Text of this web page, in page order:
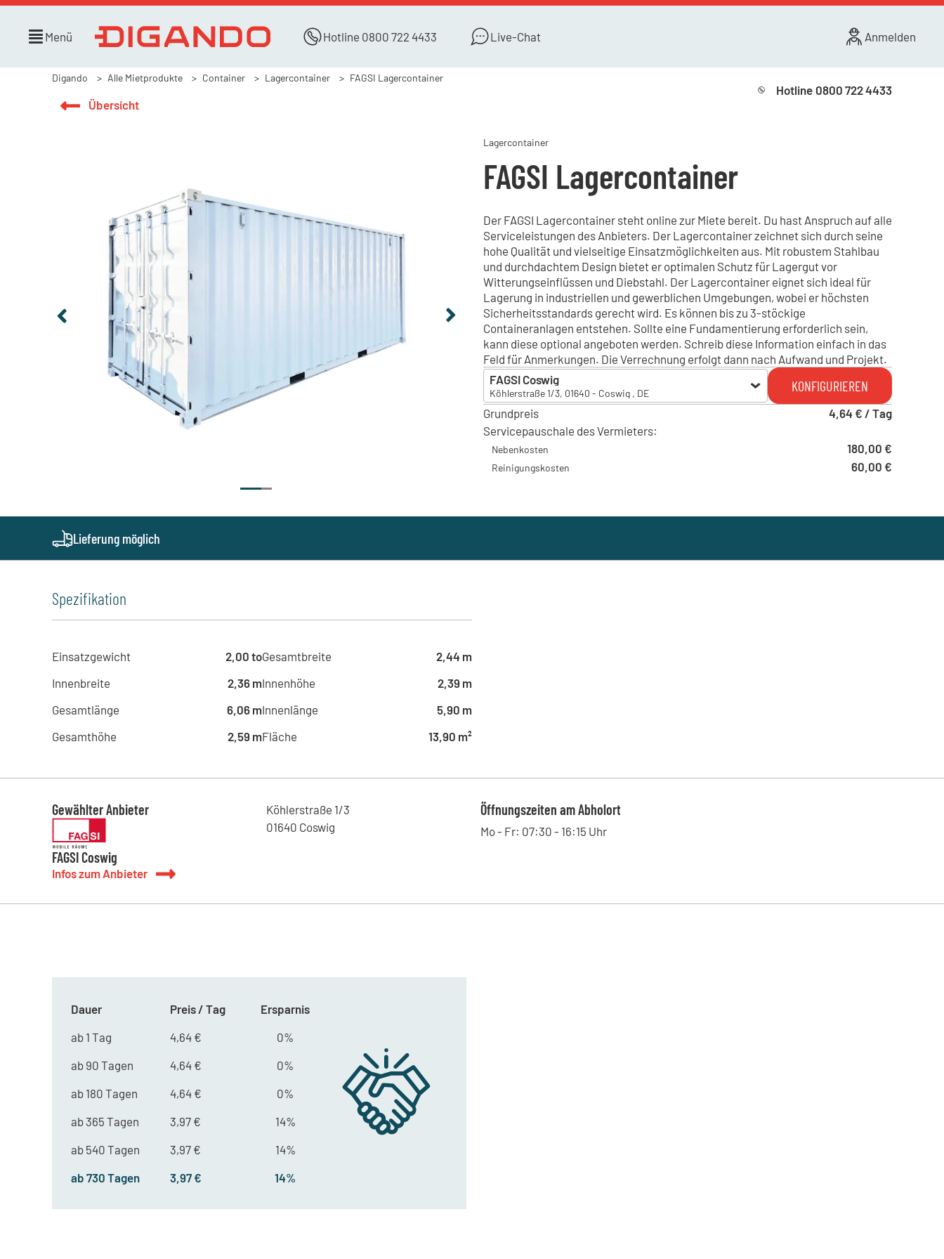
Menü Hotline 0800 722 4433 Live-Chat Anmelden
Digando Alle Mietprodukte Container Lagercontainer FAGSI Lagercontainer
Übersicht
Hotline 0800 722 4433
Lagercontainer
FAGSI Lagercontainer
Der FAGSI Lagercontainer steht online zur Miete bereit. Du hast Anspruch auf alle
Serviceleistungen des Anbieters. Der Lagercontainer zeichnet sich durch seine
hohe Qualität und vielseitige Einsatzmöglichkeiten aus. Mit robustem Stahlbau
und durchdachtem Design bietet er optimalen Schutz für Lagergut vor
Witterungseinflüssen und Diebstahl. Der Lagercontainer eignet sich ideal für
Lagerung in industriellen und gewerblichen Umgebungen, wobei er höchsten
Sicherheitsstandards gerecht wird. Es können bis zu 3-stöckige
Containeranlagen entstehen. Sollte eine Fundamentierung erforderlich sein,
kann diese optional angeboten werden. Schreib diese Information einfach in das
Feld für Anmerkungen. Die Verrechnung erfolgt dann nach Aufwand und Projekt.
FAGSI Coswig
Köhlerstraße 1/3, 01640 - Coswig , DE
FAGSI Coswig
Köhlerstraße 1/3, 01640 - Coswig , DE
FAGSI Heidelberg
Kurpfalzring 116-118, 69123 - Heidelberg , DE
FAGSI Steinebach
KONFIGURIEREN
Grundpreis
4,64 € / Tag
Servicepauschale des Vermieters:
Nebenkosten 180,00 €
Reinigungskosten 60,00 €
Lieferung möglich
Spezifikation
Einsatzgewicht
2,00 to
Innenbreite
2,36 m
Gesamtlänge
6,06 m
Gesamthöhe
2,59 m
Gesamtbreite
2,44 m
Innenhöhe
2,39 m
Innenlänge
5,90 m
Fläche
13,90 m²
Gewählter Anbieter
FAGSI Coswig
Infos zum Anbieter
Köhlerstraße 1/3
01640 Coswig
Öffnungszeiten am Abholort
Mo - Fr: 07:30 - 16:15 Uhr
Dauer Preis / Tag
Ersparnis
ab 1 Tag
4,64 €
0%
ab 90 Tagen
4,64 €
0%
ab 180 Tagen
4,64 €
0%
ab 365 Tagen
3,97 €
14%
ab 540 Tagen
3,97 €
14%
ab 730 Tagen
3,97 € 14%